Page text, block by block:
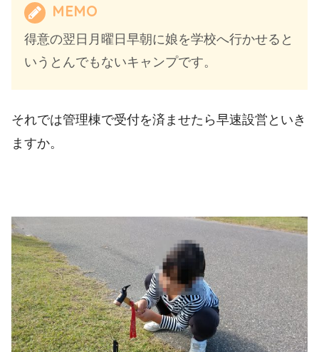
MEMO
得意の翌日月曜日早朝に娘を学校へ行かせると
いうとんでもないキャンプです。
それでは管理棟で受付を済ませたら早速設営といき
ますか。